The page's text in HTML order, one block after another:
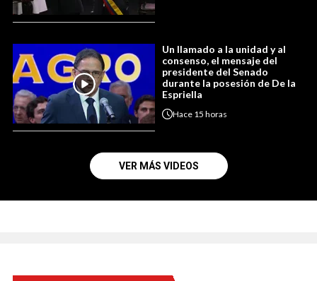
Un llamado a la unidad y al
consenso, el mensaje del
presidente del Senado
durante la posesión de De la
Espriella
Hace 15 horas
VER MÁS VIDEOS